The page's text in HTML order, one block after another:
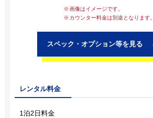
画像はイメージです。
カウンター料金は別途となります。
スペック・オプション等を見る
レンタル料金
1泊2日料金